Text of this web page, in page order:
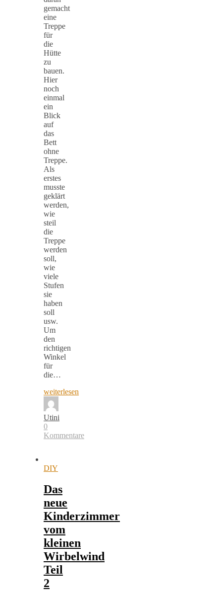
gemacht
eine
Treppe
für
die
Hütte
zu
bauen.
Hier
noch
einmal
ein
Blick
auf
das
Bett
ohne
Treppe.
Als
erstes
musste
geklärt
werden,
wie
steil
die
Treppe
werden
soll,
wie
viele
Stufen
sie
haben
soll
usw.
Um
den
richtigen
Winkel
für
die…
weiterlesen
Utini
0
Kommentare
DIY
Das
neue
Kinderzimmer
vom
kleinen
Wirbelwind
Teil
2